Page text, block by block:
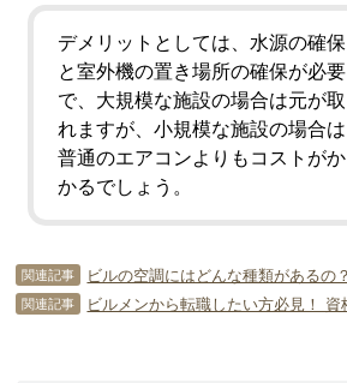
デメリットとしては、水源の確保
と室外機の置き場所の確保が必要
で、大規模な施設の場合は元が取
れますが、小規模な施設の場合は
普通のエアコンよりもコストがか
かるでしょう。
関連記事
関連記事